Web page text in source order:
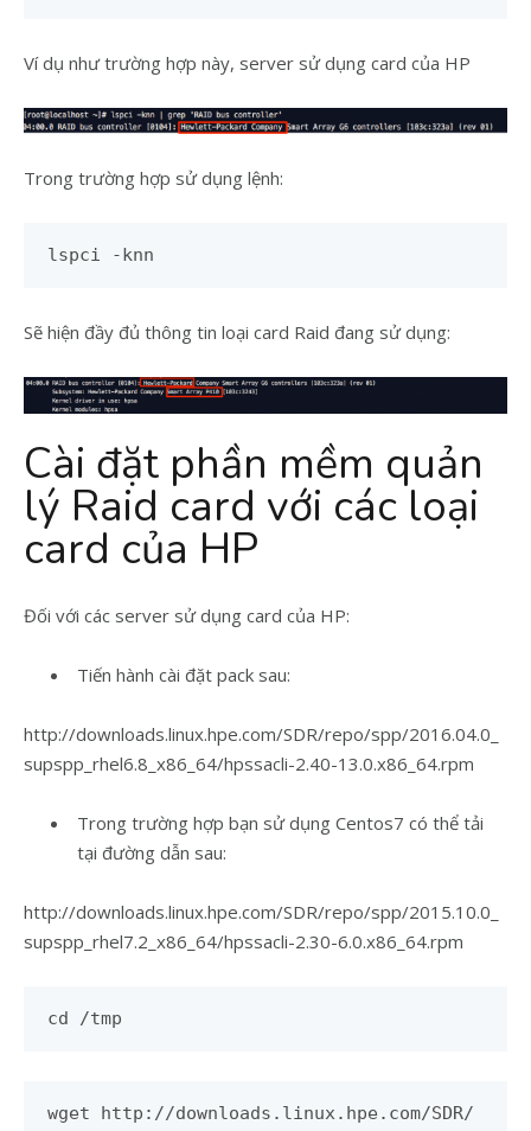
Ví dụ như trường hợp này, server sử dụng card của HP
Trong trường hợp sử dụng lệnh:
lspci -knn
Sẽ hiện đầy đủ thông tin loại card Raid đang sử dụng:
Cài đặt phần mềm quản
lý Raid card với các loại
card của HP
Đối với các server sử dụng card của HP:
Tiến hành cài đặt pack sau:
http://downloads.linux.hpe.com/SDR/repo/spp/2016.04.0_
supspp_rhel6.8_x86_64/hpssacli-2.40-13.0.x86_64.rpm
Trong trường hợp bạn sử dụng Centos7 có thể tải
tại đường dẫn sau:
http://downloads.linux.hpe.com/SDR/repo/spp/2015.10.0_
supspp_rhel7.2_x86_64/hpssacli-2.30-6.0.x86_64.rpm
cd /tmp
wget http://downloads.linux.hpe.com/SDR/